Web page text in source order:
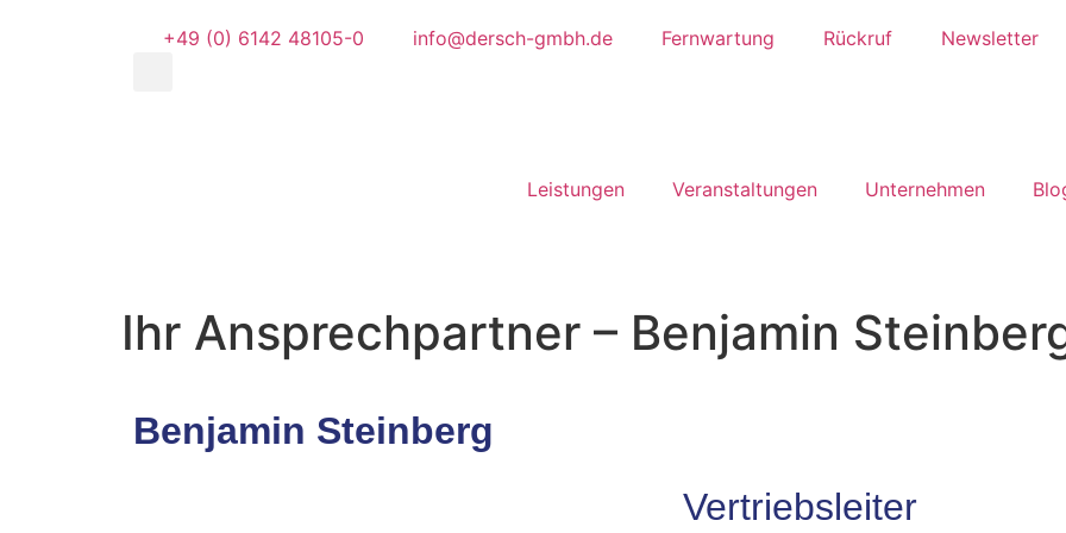
+49 (0) 6142 48105-0 info@dersch-gmbh.de Fernwartung Rückruf Newsletter
Leistungen Ver­anstalt­ungen Unter­nehmen
Ihr Ansprechpartner – Benjamin
Benjamin Steinberg
Vertriebsleiter